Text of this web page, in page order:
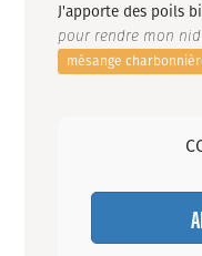
J'apporte des poils
pour rendre mon
mésange